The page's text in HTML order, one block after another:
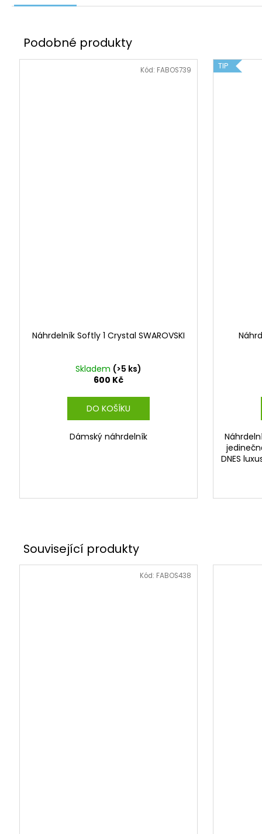
Náhrdelník Softly 1 Crystal SWAROVSKI
Skladem (>5 ks)
600 Kč
DO KOŠÍKU
Dámský náhrdelník
Kód: FABOS739 TIP
DNES
Kód: FABOS438